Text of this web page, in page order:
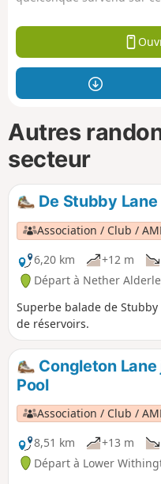
Autres
secteur
De Stubby
Association / Club /
6,20 km
+12 m
Départ à Nether
Superbe balade de
de réservoirs.
Congleton
Pool
Association / Club /
8,51 km
+13 m
Départ à Lower